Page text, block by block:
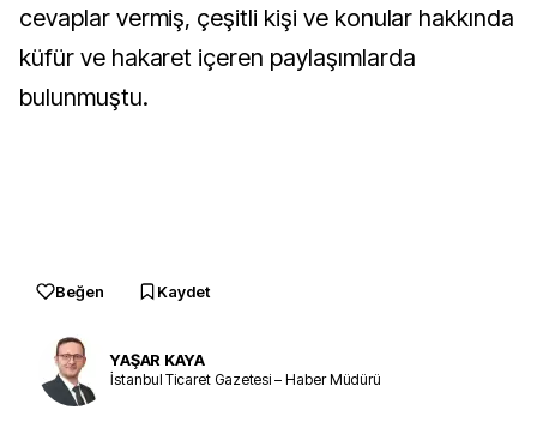
cevaplar vermiş, çeşitli kişi ve konular hakkında
küfür ve hakaret içeren paylaşımlarda
bulunmuştu.
Beğen Kaydet
YAŞAR KAYA
İstanbul Ticaret Gazetesi – Haber Müdürü